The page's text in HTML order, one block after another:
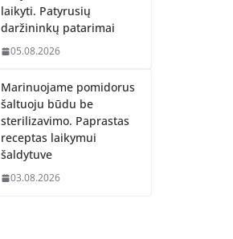
laikyti. Patyrusių
daržininkų patarimai
05.08.2026
Marinuojame pomidorus
šaltuoju būdu be
sterilizavimo. Paprastas
receptas laikymui
šaldytuve
03.08.2026